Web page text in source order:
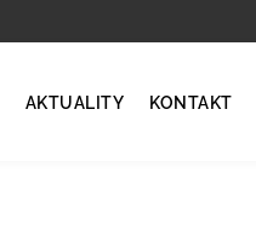
AKTUALITY KONTAKT